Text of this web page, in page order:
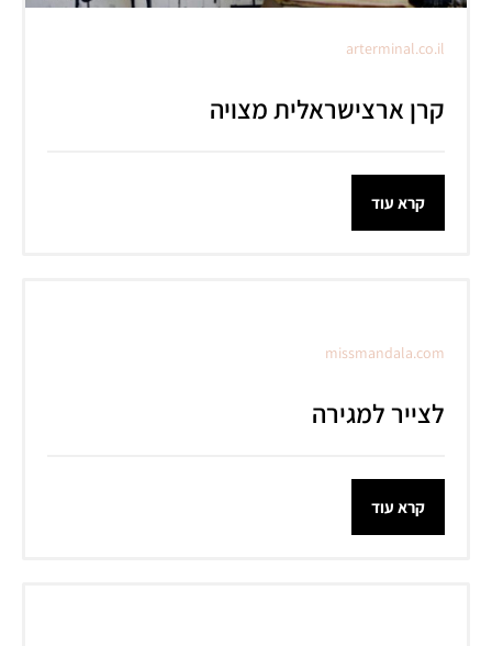
arterminal.co.il
קרן ארצישראלית מצויה
קרא עוד
missmandala.com
לצייר למגירה
קרא עוד